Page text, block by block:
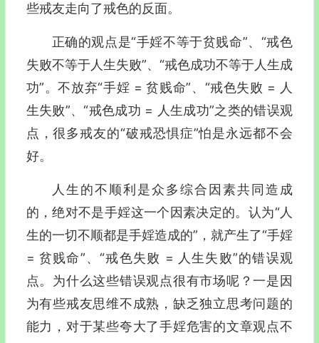
些戒友走向了戒色的反面。
正确的观点是“手婬不等于贫贱命”、“戒色
失败不等于人生失败”、“戒色成功不等于人生成
功”。不放弃“手婬 = 贫贱命”、“戒色失败 = 人
生失败”、“戒色成功 = 人生成功”之类的错误观
点，很多戒友的“破戒恐惧症”怕是永远都不会
好。
人生的不顺利是众多综合因素共同造成
的，绝对不是手婬这一个因素决定的。认为“人
生的一切不顺都是手婬造成的”，就产生了“手婬
= 贫贱命”、“戒色失败 = 人生失败”的错误观
点。为什么这些错误观点很有市场呢？一是因
为有些戒友思维不成熟，缺乏独立思考问题的
能力，对于某些夸大了手婬危害的文章观点不